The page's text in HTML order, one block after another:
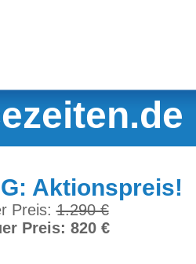
Aktionspreis!
Preis:1.290 €
Preis: 820 €